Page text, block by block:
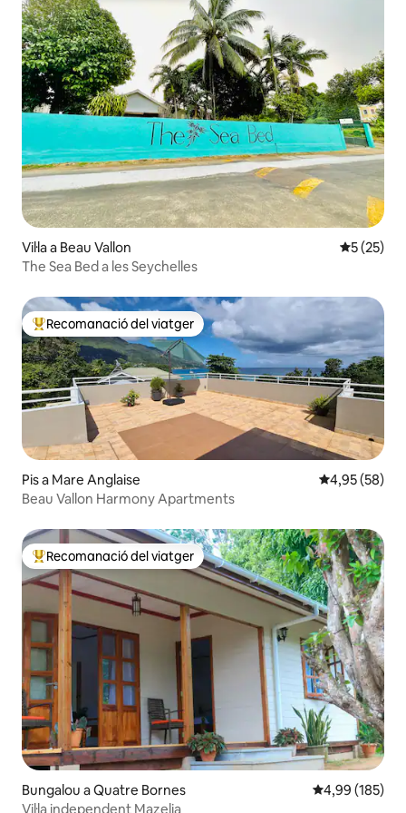
Vil·la a Beau Vallon 5 de
5 (25)
The Sea Bed a les Seychelles
Principals recomanacions dels viatgers
Recomanació del viatger
Pis a Mare Anglaise 4,95 de
4,95 (58)
Beau Vallon Harmony Apartments
Principals recomanacions dels viatgers
Recomanació del viatger
Bungalou a Quatre Bornes 4,99 de
4,99 (185)
Vil·la independent Mazelia